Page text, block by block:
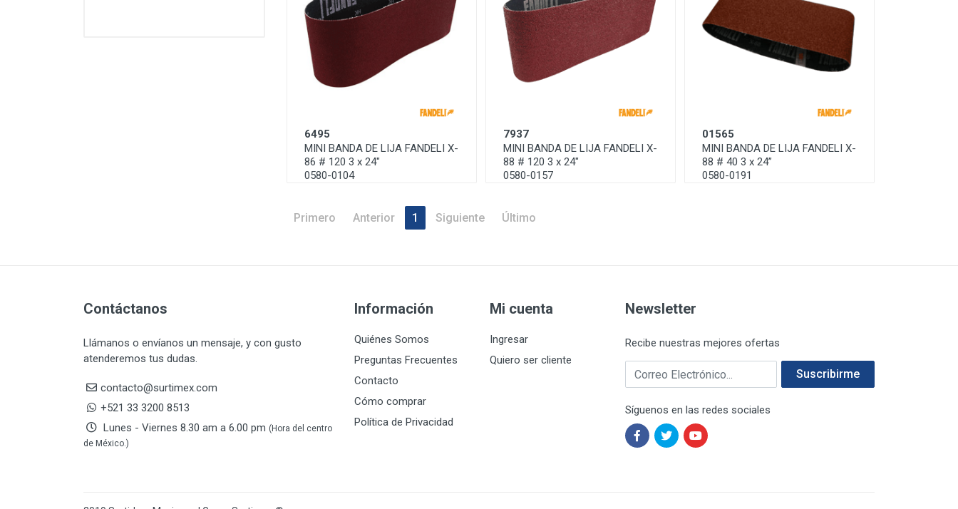
DEWALT HTA.MANUAL
E-Z WELD 20
EATON (COOPER-HARROW
EATON ROYER
20
6495
MINI BANDA DE LIJA FANDELI X-
86 # 120 3 x 24"
0580-0104
7937
MINI BANDA DE LIJA FANDELI X-
88 # 120 3 x 24"
0580-0157
01565
MINI BANDA DE LIJA FANDELI X-
88 # 40 3 x 24”
0580-0191
Primero Anterior 1 Siguiente Último
Contáctanos
Llámanos o envíanos un mensaje, y con gusto
atenderemos tus dudas.
contacto@surtimex.com
+521 33 3200 8513
Lunes - Viernes 8.30 am a 6.00 pm (Hora del centro
de México.)
Información
Quiénes Somos
Preguntas Frecuentes
Contacto
Cómo comprar
Política de Privacidad
Mi cuenta
Ingresar
Quiero ser cliente
Newsletter
Recibe nuestras mejores ofertas
Correo electrónico Suscribirme
Síguenos en las redes sociales